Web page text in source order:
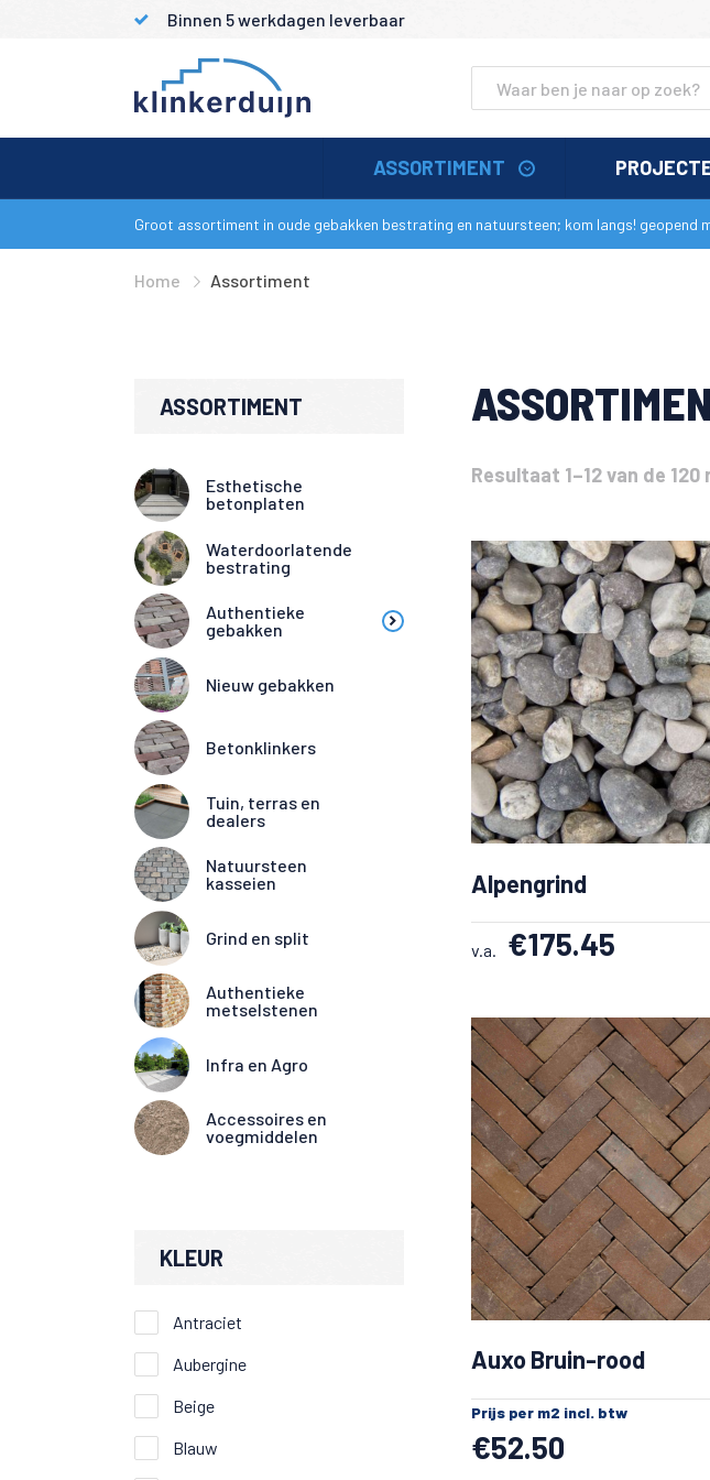
Binnen 5 werkdagen leverbaar
Altijd 10.000+ m2 op voorraad
ASSORTIMENT
Groot assortiment in oude gebakken bestrating en natuursteen; kom langs! geopend
Home Assortiment
ASSORTIMENT
Esthetische
betonplaten
Waterdoorlatende
bestrating
Authentieke
gebakken
Nieuw gebakken
Betonklinkers
Tuin, terras en
dealers
Natuursteen
kasseien
Grind en split
Authentieke
metselstenen
Infra en Agro
Accessoires en
voegmiddelen
KLEUR
Antraciet
Aubergine
Beige
Blauw
Resultaat 1–12 van de
Alpengrind
v.a. €175.45
Auxo Bruin-rood
Prijs per m2 incl. btw
€52.50